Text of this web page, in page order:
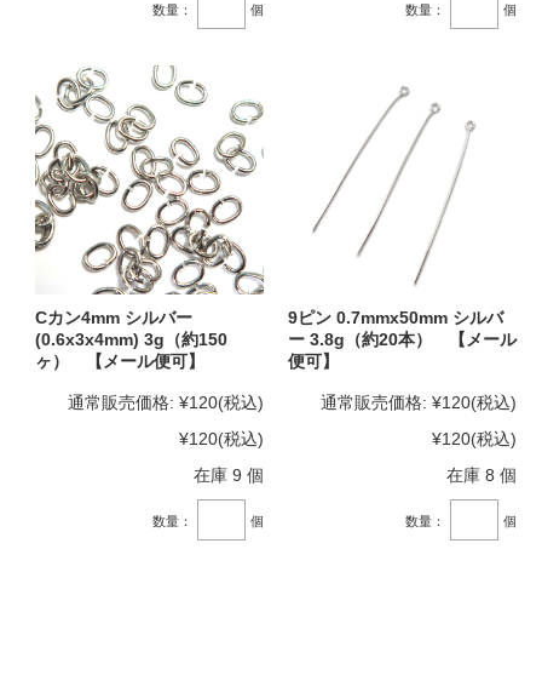
数量： 個 数量： 個
Cカン4mm シルバー
(0.6x3x4mm) 3g（約150
ヶ） 【メール便可】
通常販売価格: ¥120(税込)
¥120(税込)
在庫 9 個
数量： 個
9ピン 0.7mmx50mm シルバ
ー 3.8g（約20本） 【メール
便可】
通常販売価格: ¥120(税込)
¥120(税込)
在庫 8 個
数量： 個